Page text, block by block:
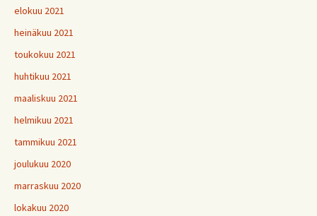
elokuu 2021
heinäkuu 2021
toukokuu 2021
huhtikuu 2021
maaliskuu 2021
helmikuu 2021
tammikuu 2021
joulukuu 2020
marraskuu 2020
lokakuu 2020